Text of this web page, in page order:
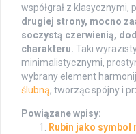
współgrał z klasycznymi,
drugiej strony, mocno
soczystą czerwienią,
charakteru. Taki
minimalistycznymi,
wybrany element
ślubną, tworząc spójny i
Powiązane wpisy:
Rubin jako symbol